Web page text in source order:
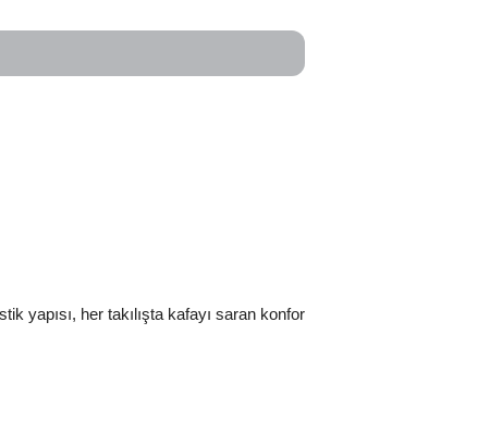
yapısı, her takılışta kafayı saran konfor